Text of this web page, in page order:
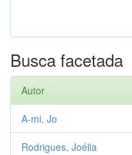
Busca facetada
Autor
A-mi, Jo
Rodrigues, Joélia